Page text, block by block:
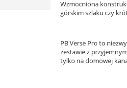
Wzmocniona
górskim szlaku czy
PB Verse Pro to
zestawie z
tylko na domowej